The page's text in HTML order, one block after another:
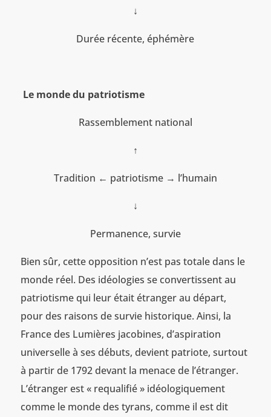
↓
Durée récente, éphémère
Le monde du patriotisme
Rassemblement national
↑
Tradition ← patriotisme → l’humain
↓
Permanence, survie
Bien sûr, cette opposition n’est pas totale dans le
monde réel. Des idéologies se convertissent au
patriotisme qui leur était étranger au départ,
pour des raisons de survie historique. Ainsi, la
France des Lumières jacobines, d’aspiration
universelle à ses débuts, devient patriote, surtout
à partir de 1792 devant la menace de l’étranger.
L’étranger est « requalifié » idéologiquement
comme le monde des tyrans, comme il est dit